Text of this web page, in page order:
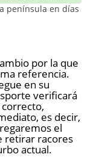
península en días
por la que
referencia.
en su
verificará
es decir,
el
retirar racores
actual.